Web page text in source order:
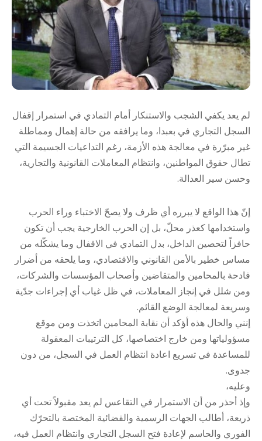
لم يعد يكفي الشجب والاستنكار أمام التمادي في استمرار إقفال
السجل التجاري في بعبدا، وما يرافقه من حالة إهمال ومماطلة
غير مبرّرة في معالجة هذه الأزمة، رغم التداعيات الجسيمة التي
تطال حقوق المواطنين، وانتظام المعاملات القانونية والتجارية،
وحسن سير العدالة.
إنّ هذا الواقع لا يبرره أي ظرف ولا يصحّ الاختباء وراء الحرب
واستخدامها كعذر محلّ، بل إن الحرب الخارجية يجب أن تكون
حافزاً لتحصين الداخل، بدل التمادي في الاقفال وما يشكّله من
مساس خطير بالأمن القانوني والاقتصادي، وما يلحقه من أضرار
فادحة بالمحامين والمتقاضين وأصحاب المؤسسات والشركات،
ومن شلل في إنجاز المعاملات، في ظل غياب أي إجراءات جدّية
وسريعة لمعالجة الوضع القائم.
إنني والحال هذه أؤكد أن نقابة المحامين اتخذت ومن موقع
مسؤولياتها ومن خارج اختصاصها، كل الترتيبات المعقولة
للمساعدة في تسريع اعادة انتظام العمل في السجل، من دون
جدوى.
وعليه،
وإذ أحذر من أن الاستمرار في التقاعس لم يعد مقبولاً تحت أي
ذريعة، أطالب الجهات الرسمية والقضائية المختصة بالتحرّك
الفوري والحاسم لإعادة فتح السجل التجاري وانتظام العمل فيه،